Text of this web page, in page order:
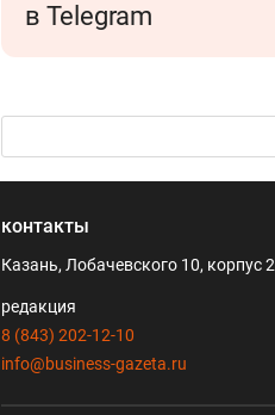
в Telegram
контакты
Казань, Лобачевского 10, корпус 2
редакция
8 (843) 202-12-10
info@business-gazeta.ru